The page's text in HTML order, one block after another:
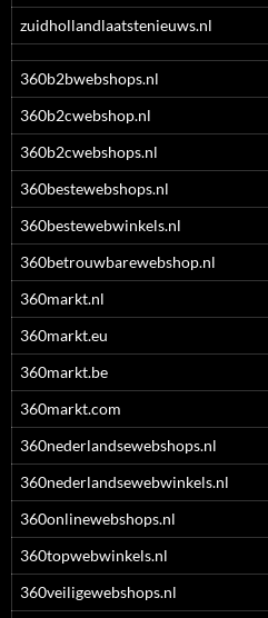
zuidhollandlaatstenieuws.nl
360b2bwebshops.nl
360b2cwebshop.nl
360b2cwebshops.nl
360bestewebshops.nl
360bestewebwinkels.nl
360betrouwbarewebshop.nl
360markt.nl
360markt.eu
360markt.be
360markt.com
360nederlandsewebshops.nl
360nederlandsewebwinkels.nl
360onlinewebshops.nl
360topwebwinkels.nl
360veiligewebshops.nl